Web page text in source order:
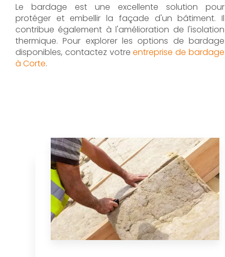
Le bardage est une excellente solution pour
protéger et embellir la façade d'un bâtiment. Il
contribue également à l'amélioration de l'isolation
thermique. Pour explorer les options de bardage
disponibles, contactez votreentreprise de bardage
à Corte.